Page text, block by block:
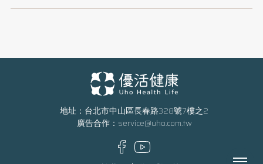
地址：台北市中山區長春路328號7樓之2
廣告合作： service@uho.com.tw